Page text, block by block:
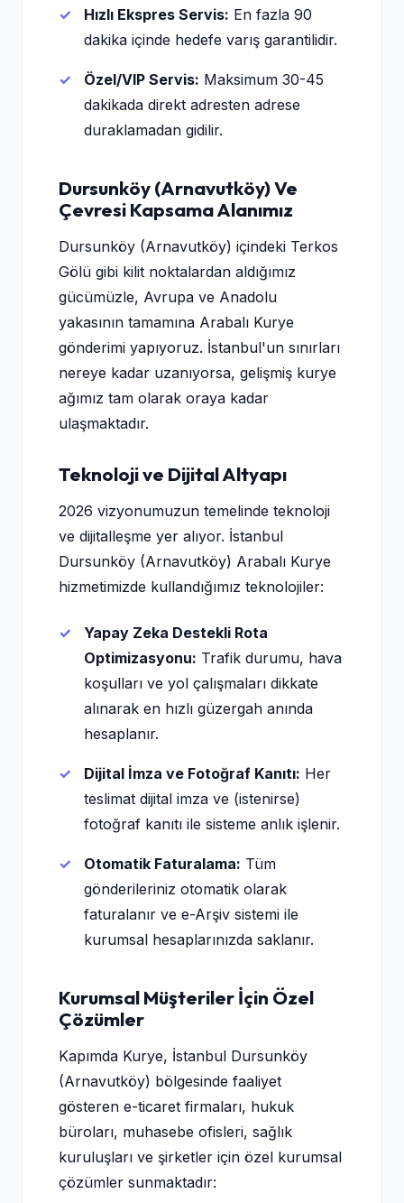
Hızlı Ekspres Servis: En fazla 90
dakika içinde hedefe varış garantilidir.
Özel/VIP Servis: Maksimum 30-45
dakikada direkt adresten adrese
duraklamadan gidilir.
Dursunköy (Arnavutköy) Ve
Çevresi Kapsama Alanımız
Dursunköy (Arnavutköy) içindeki Terkos
Gölü gibi kilit noktalardan aldığımız
gücümüzle, Avrupa ve Anadolu
yakasının tamamına Arabalı Kurye
gönderimi yapıyoruz. İstanbul'un sınırları
nereye kadar uzanıyorsa, gelişmiş kurye
ağımız tam olarak oraya kadar
ulaşmaktadır.
Teknoloji ve Dijital Altyapı
2026 vizyonumuzun temelinde teknoloji
ve dijitalleşme yer alıyor. İstanbul
Dursunköy (Arnavutköy) Arabalı Kurye
hizmetimizde kullandığımız teknolojiler:
Yapay Zeka Destekli Rota
Optimizasyonu: Trafik durumu, hava
koşulları ve yol çalışmaları dikkate
alınarak en hızlı güzergah anında
hesaplanır.
Dijital İmza ve Fotoğraf Kanıtı: Her
teslimat dijital imza ve (istenirse)
fotoğraf kanıtı ile sisteme anlık işlenir.
Otomatik Faturalama: Tüm
gönderileriniz otomatik olarak
faturalanır ve e-Arşiv sistemi ile
kurumsal hesaplarınızda saklanır.
Kurumsal Müşteriler İçin Özel
Çözümler
Kapımda Kurye, İstanbul Dursunköy
(Arnavutköy) bölgesinde faaliyet
gösteren e-ticaret firmaları, hukuk
büroları, muhasebe ofisleri, sağlık
kuruluşları ve şirketler için özel kurumsal
çözümler sunmaktadır: